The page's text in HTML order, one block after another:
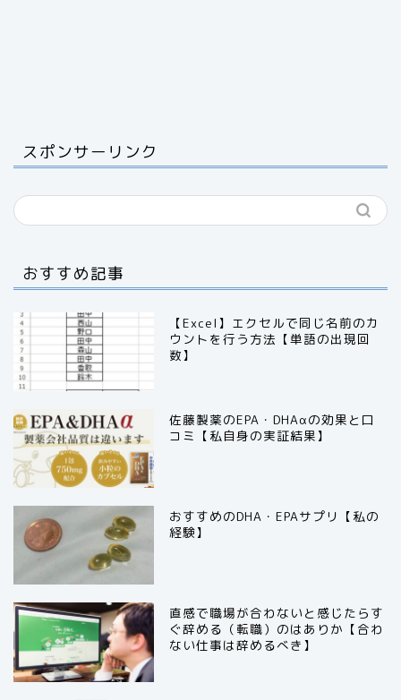
スポンサーリンク
おすすめ記事
【Excel】エクセルで同じ名前のカ
ウントを行う方法【単語の出現回
数】
佐藤製薬のEPA・DHAαの効果と口
コミ【私自身の実証結果】
おすすめのDHA・EPAサプリ【私の
経験】
直感で職場が合わないと感じたらす
ぐ辞める（転職）のはありか【合わ
ない仕事は辞めるべき】